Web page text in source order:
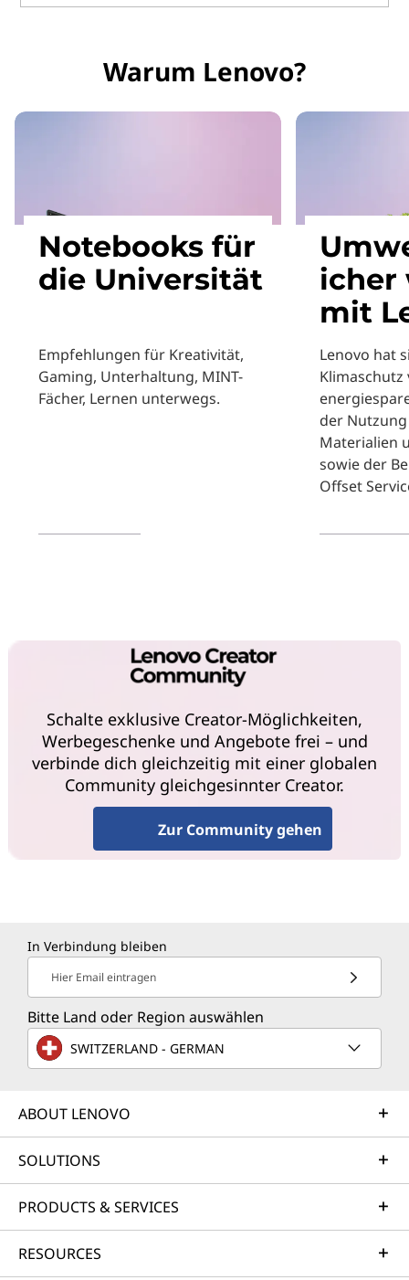
Warum Lenovo?
Notebooks für
die Universität
Empfehlungen für Kreativität,
Gaming, Unterhaltung, MINT-
Fächer, Lernen unterwegs.
icher
mit
Lenovo hat
der
Materialien
sowie der
Offset
Schalte exklusive Creator-Möglichkeiten,
Werbegeschenke und Angebote frei – und
verbinde dich gleichzeitig mit einer globalen
Community gleichgesinnter Creator.
Zur Community gehen
In Verbindung bleiben
Hier Email eintragen
Bitte Land oder Region auswählen
SWITZERLAND - GERMAN
ABOUT LENOVO
SOLUTIONS
PRODUCTS & SERVICES
RESOURCES